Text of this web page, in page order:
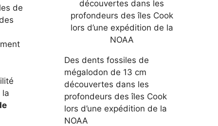
de
la
Des dents fossiles de
mégalodon de 13 cm
découvertes dans les
profondeurs des îles Cook
lors d’une expédition de la
NOAA